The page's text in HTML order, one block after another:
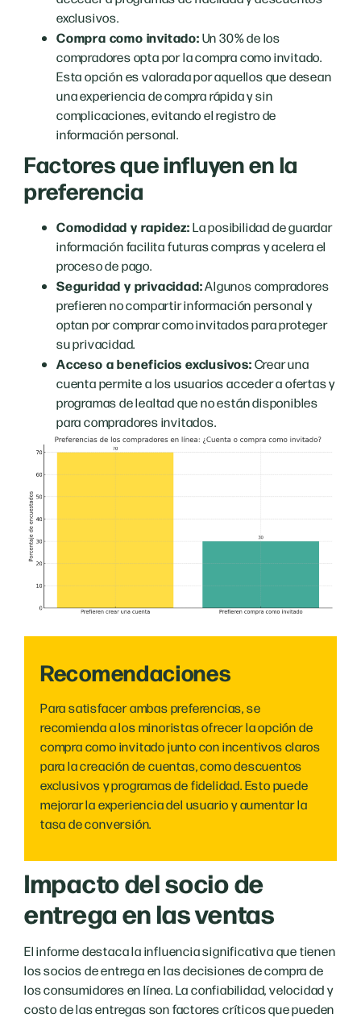
exclusivos.
Compra como invitado:Un 30% de los
compradores opta por la compra como invitado.
Esta opción es valorada por aquellos que desean
una experiencia de compra rápida y sin
complicaciones, evitando el registro de
información personal.
Factores que influyen en la
preferencia
Comodidad y rapidez:La posibilidad de guardar
información facilita futuras compras y acelera el
proceso de pago.
Seguridad y privacidad:Algunos compradores
prefieren no compartir información personal y
optan por comprar como invitados para proteger
su privacidad.
Acceso a beneficios exclusivos:Crear una
cuenta permite a los usuarios acceder a ofertas y
programas de lealtad que no están disponibles
para compradores invitados.
Recomendaciones
Para satisfacer ambas preferencias, se
recomienda a los minoristas ofrecer la opción de
compra como invitado junto con incentivos claros
para la creación de cuentas, como descuentos
exclusivos y programas de fidelidad. Esto puede
mejorar la experiencia del usuario y aumentar la
tasa de conversión.
Impacto del socio de
entrega en las ventas
El informe destaca la influencia significativa que tienen
los socios de entrega en las decisiones de compra de
los consumidores en línea. La confiabilidad, velocidad y
costo de las entregas son factores críticos que pueden